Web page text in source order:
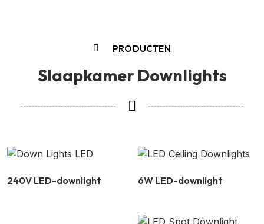
PRODUCTEN
Slaapkamer Downlights
240V LED-downlight 6W LED-downlight